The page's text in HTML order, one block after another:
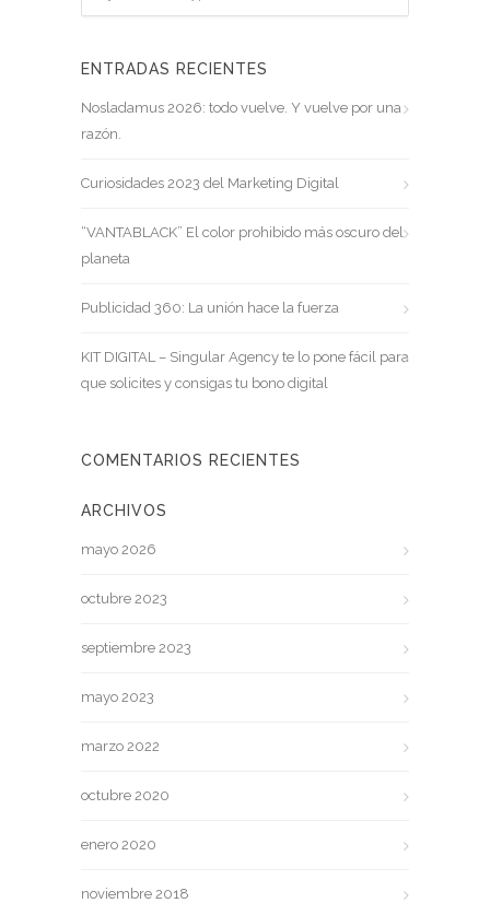
ENTRADAS RECIENTES
Nosladamus 2026: todo vuelve. Y vuelve por una
razón.
Curiosidades 2023 del Marketing Digital
“VANTABLACK” El color prohibido más oscuro del
planeta
Publicidad 360: La unión hace la fuerza
KIT DIGITAL – Singular Agency te lo pone fácil para
que solicites y consigas tu bono digital
COMENTARIOS RECIENTES
ARCHIVOS
mayo 2026
octubre 2023
septiembre 2023
mayo 2023
marzo 2022
octubre 2020
enero 2020
noviembre 2018